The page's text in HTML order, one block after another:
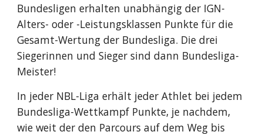
Bundesligen erhalten unabhängig der IGN-
Alters- oder -Leistungsklassen Punkte für die
Gesamt-Wertung der Bundesliga. Die drei
Siegerinnen und Sieger sind dann Bundesliga-
Meister!
In jeder NBL-Liga erhält jeder Athlet bei jedem
Bundesliga-Wettkampf Punkte, je nachdem,
wie weit der den Parcours auf dem Weg bis